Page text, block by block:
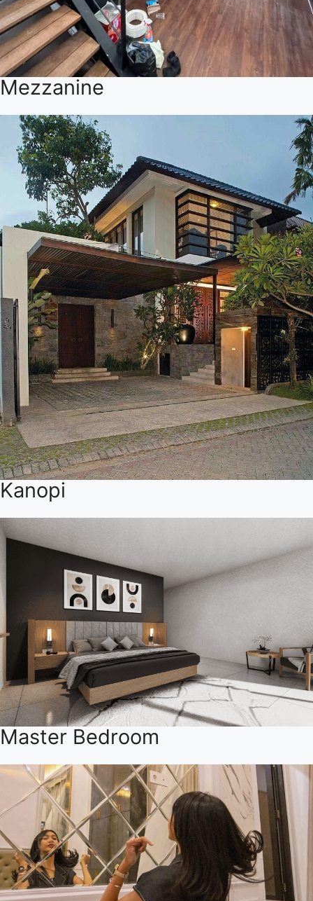
Mezzanine
Kanopi
Master Bedroom